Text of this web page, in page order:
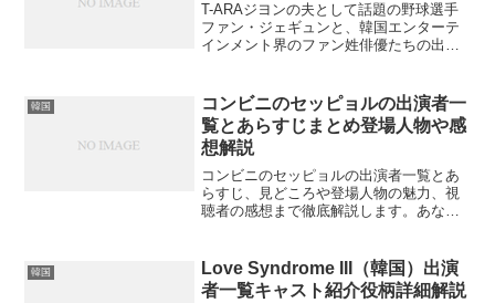
T-ARAジヨンの夫として話題の野球選手
ファン・ジェギュンと、韓国エンターテ
インメント界のファン姓俳優たちの出演
韓国
コンビニのセッピョルの出演者一
覧とあらすじまとめ登場人物や感
想解説
コンビニのセッピョルの出演者一覧とあ
らすじ、見どころや登場人物の魅力、視
聴者の感想まで徹底解説します。あなた
韓国
Love Syndrome III（韓国）出演
者一覧キャスト紹介役柄詳細解説